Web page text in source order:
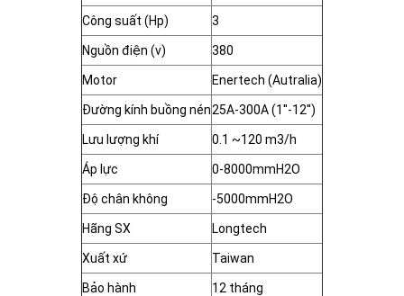
Công suất (Hp)
3
Nguồn điện (v) 380
Motor Enertech (Autralia)
Đường kính buồng nén25A-300A (1''-12'')
Lưu lượng khí 0.1 ~120 m3/h
Áp lực 0-8000mmH2O
Độ chân không -5000mmH2O
Hãng SX Longtech
Xuất xứ Taiwan
Bảo hành 12 tháng